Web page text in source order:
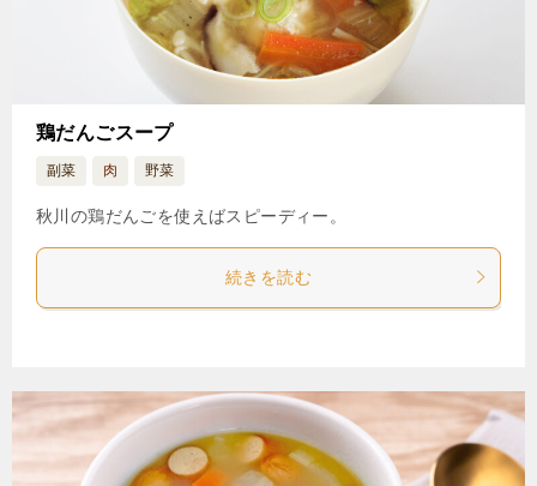
鶏だんごスープ
副菜 肉 野菜
秋川の鶏だんごを使えばスピーディー。
続きを読む